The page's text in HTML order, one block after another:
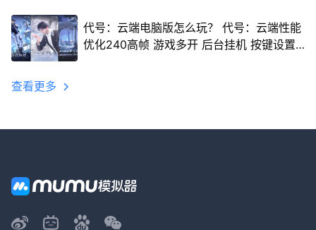
代号：云端电脑版怎么玩？ 代号：云端性能
优化240高帧 游戏多开 后台挂机 按键设置
查看更多